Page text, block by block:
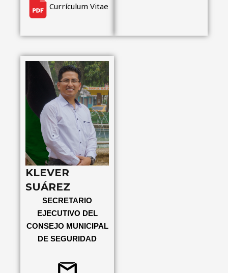
Currículum Vitae
KLEVER
SUÁREZ
SECRETARIO
EJECUTIVO DEL
CONSEJO MUNICIPAL
DE SEGURIDAD